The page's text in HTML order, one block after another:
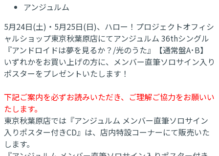
アンジュルム
5月24日(土)・5月25日(日)、ハロー！プロジェクトオフィシ
ャルショップ東京秋葉原店にてアンジュルム 36thシングル
『アンドロイドは夢を見るか？/光のうた』【通常盤A･B】
いずれかをお買い上げの方に、メンバー直筆ソロサイン入り
ポスターをプレゼントいたします！
下記ご案内を必ずお読みいただき、ご理解ご協力をお願いい
たします。
東京秋葉原店では『アンジュルム メンバー直筆ソロサイン
入りポスター付きCD』は、店内特設コーナーにて販売いた
します。